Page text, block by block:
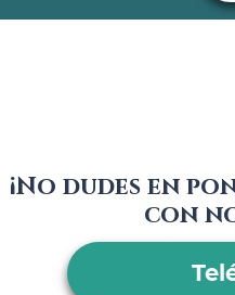
¡No dudes en
con